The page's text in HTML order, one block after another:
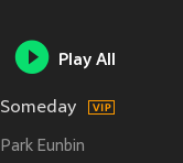
Play All
Someday
Park Eunbin